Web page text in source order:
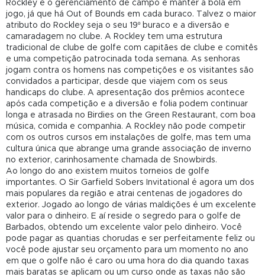
Rockley é o gerenciamento de campo e manter a bola em
jogo, já que há Out of Bounds em cada buraco. Talvez o maior
atributo do Rockley seja o seu 19º buraco e a diversão e
camaradagem no clube. A Rockley tem uma estrutura
tradicional de clube de golfe com capitães de clube e comitês
e uma competição patrocinada toda semana. As senhoras
jogam contra os homens nas competições e os visitantes são
convidados a participar, desde que viajem com os seus
handicaps do clube. A apresentação dos prêmios acontece
após cada competição e a diversão e folia podem continuar
longa e atrasada no Birdies on the Green Restaurant, com boa
música, comida e companhia. A Rockley não pode competir
com os outros cursos em instalações de golfe, mas tem uma
cultura única que abrange uma grande associação de inverno
no exterior, carinhosamente chamada de Snowbirds.
Ao longo do ano existem muitos torneios de golfe
importantes. O Sir Garfield Sobers Invitational é agora um dos
mais populares da região e atrai centenas de jogadores do
exterior. Jogado ao longo de várias maldições é um excelente
valor para o dinheiro. E aí reside o segredo para o golfe de
Barbados, obtendo um excelente valor pelo dinheiro. Você
pode pagar as quantias chorudas e ser perfeitamente feliz ou
você pode ajustar seu orçamento para um momento no ano
em que o golfe não é caro ou uma hora do dia quando taxas
mais baratas se aplicam ou um curso onde as taxas não são